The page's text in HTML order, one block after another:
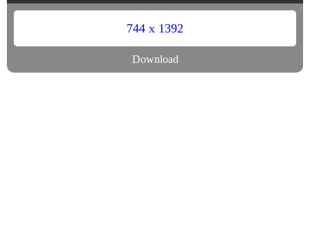
744 x 1392
Download